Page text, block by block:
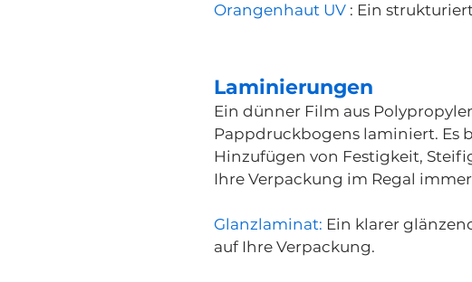
Orangenhaut UV : Ein
Laminierungen
Ein dünner Film aus
Pappdruckbogens laminiert. Es
Hinzufügen von Festigkeit,
Ihre Verpackung im Regal
Glanzlaminat: Ein klarer
auf Ihre Verpackung.